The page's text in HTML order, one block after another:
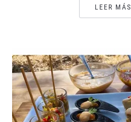
LEER MÁS